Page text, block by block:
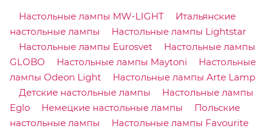
Настольные лампы MW-LIGHT
Итальянские
настольные лампы
Настольные лампы Lightstar
Настольные лампы Eurosvet
Настольные лампы
GLOBO
Настольные лампы Maytoni
Настольные
лампы Odeon Light
Настольные лампы Arte Lamp
Детские настольные лампы
Настольные лампы
Eglo
Немецкие настольные лампы
Польские
настольные лампы
Настольные лампы Favourite